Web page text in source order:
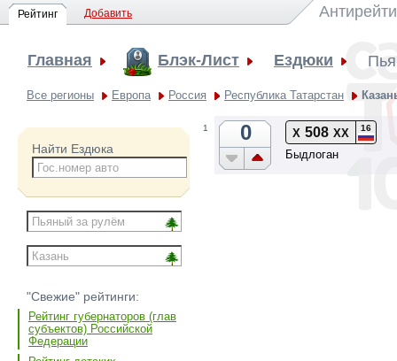
Рейтинг Добавить
Главная Блэк-Лист Ездюки
Все регионы Европа Россия Республика Татарстан
Найти Ездюка
"Свежие" рейтинги:
Рейтинг губернаторов (глав
субъектов) Российской
Федерации
1 0 Х 508 ХХ 16
Быдлоган